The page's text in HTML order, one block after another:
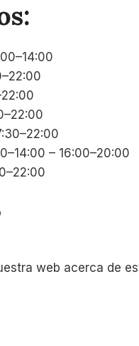
– 16:00–20:00
web acerca de